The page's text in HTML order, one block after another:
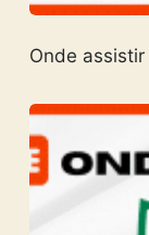
Onde